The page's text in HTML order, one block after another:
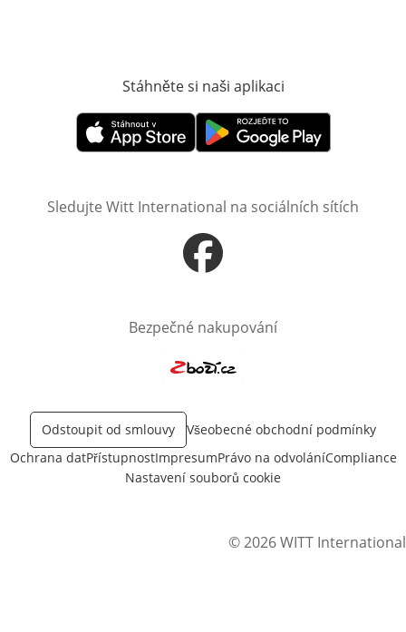
Stáhněte si naši aplikaci
Otevře v novém okněOtevře v novém okně
Sledujte Witt International na sociálních sítích
Otevře v novém okně
Bezpečné nakupování
Odstoupit od smlouvy
Všeobecné obchodní podmínky
Ochrana datPřístupnostImpresumPrávo na odvoláníCompliance
Nastavení souborů cookie
© 2026 WITT International